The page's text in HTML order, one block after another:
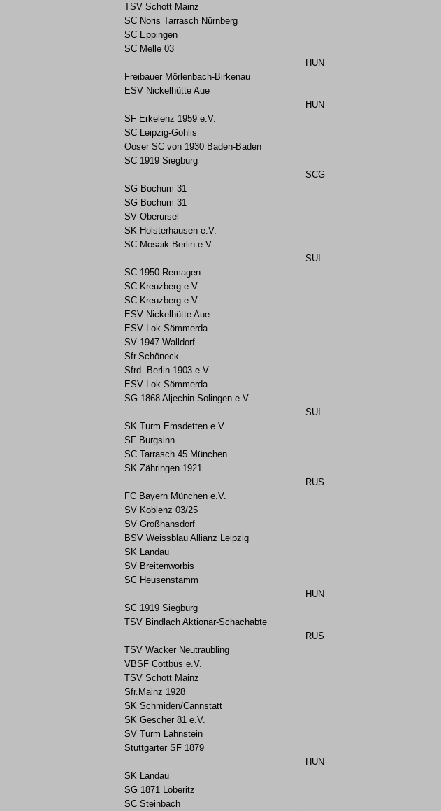
TSV Schott Mainz
SC Noris Tarrasch Nürnberg
SC Eppingen
SC Melle 03
HUN
Freibauer Mörlenbach-Birkenau
ESV Nickelhütte Aue
HUN
SF Erkelenz 1959 e.V.
SC Leipzig-Gohlis
Ooser SC von 1930 Baden-Baden
SC 1919 Siegburg
SCG
SG Bochum 31
SG Bochum 31
SV Oberursel
SK Holsterhausen e.V.
SC Mosaik Berlin e.V.
SUI
SC 1950 Remagen
SC Kreuzberg e.V.
SC Kreuzberg e.V.
ESV Nickelhütte Aue
ESV Lok Sömmerda
SV 1947 Walldorf
Sfr.Schöneck
Sfrd. Berlin 1903 e.V.
ESV Lok Sömmerda
SG 1868 Aljechin Solingen e.V.
SUI
SK Turm Emsdetten e.V.
SF Burgsinn
SC Tarrasch 45 München
SK Zähringen 1921
RUS
FC Bayern München e.V.
SV Koblenz 03/25
SV Großhansdorf
BSV Weissblau Allianz Leipzig
SK Landau
SV Breitenworbis
SC Heusenstamm
HUN
SC 1919 Siegburg
TSV Bindlach Aktionär-Schachabte
RUS
TSV Wacker Neutraubling
VBSF Cottbus e.V.
TSV Schott Mainz
Sfr.Mainz 1928
SK Schmiden/Cannstatt
SK Gescher 81 e.V.
SV Turm Lahnstein
Stuttgarter SF 1879
HUN
SK Landau
SG 1871 Löberitz
SC Steinbach